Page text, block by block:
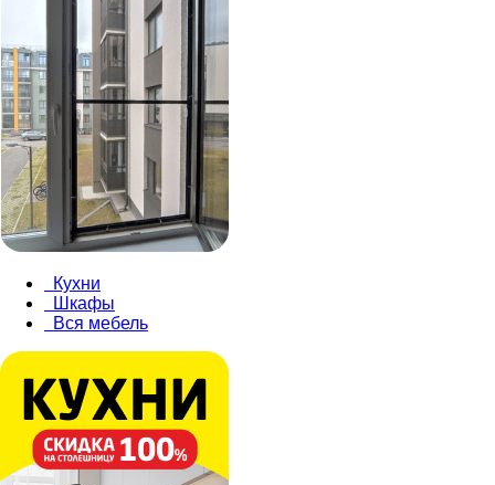
Кухни
Шкафы
Вся мебель